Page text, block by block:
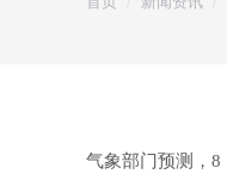
气象部门预测，8